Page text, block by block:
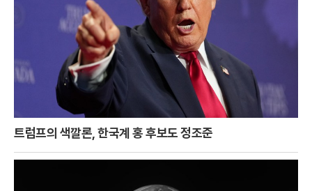
트럼프의 색깔론, 한국계 홍 후보도 정조준